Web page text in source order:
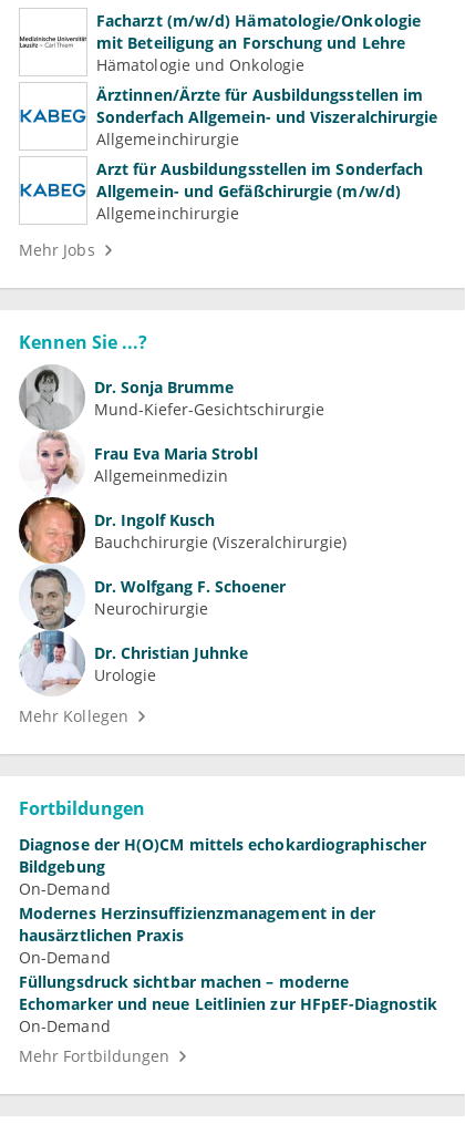
Facharzt (m/w/d) Hämatologie/Onkologie
mit Beteiligung an Forschung und Lehre
Hämatologie und Onkologie
Ärztinnen/Ärzte für Ausbildungsstellen im
Sonderfach Allgemein- und Viszeralchirurgie
Allgemeinchirurgie
Arzt für Ausbildungsstellen im Sonderfach
Allgemein- und Gefäßchirurgie (m/w/d)
Allgemeinchirurgie
Mehr Jobs
Kennen Sie ...?
Dr. Sonja Brumme
Mund-Kiefer-Gesichtschirurgie
Frau Eva Maria Strobl
Allgemeinmedizin
Dr. Ingolf Kusch
Bauchchirurgie (Viszeralchirurgie)
Dr. Wolfgang F. Schoener
Neurochirurgie
Dr. Christian Juhnke
Urologie
Mehr Kollegen
Fortbildungen
Diagnose der H(O)CM mittels echokardiographischer
Bildgebung
On-Demand
Modernes Herzinsuffizienzmanagement in der
hausärztlichen Praxis
On-Demand
Füllungsdruck sichtbar machen – moderne
Echomarker und neue Leitlinien zur HFpEF-Diagnostik
On-Demand
Mehr Fortbildungen